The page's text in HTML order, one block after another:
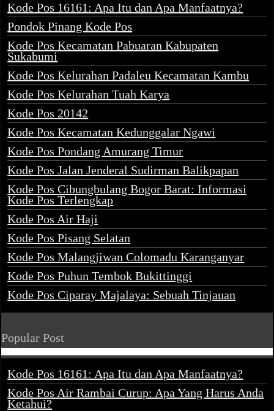
Kode Pos 16161: Apa Itu dan Apa Manfaatnya?
Pondok Pinang Kode Pos
Kode Pos Kecamatan Pabuaran Kabupaten
Sukabumi
Kode Pos Kelurahan Padaleu Kecamatan Kambu
Kode Pos Kelurahan Tuah Karya
Kode Pos 20142
Kode Pos Kecamatan Kedunggalar Ngawi
Kode Pos Pondang Amurang Timur
Kode Pos Jalan Jenderal Sudirman Balikpapan
Kode Pos Cibungbulang Bogor Barat: Informasi
Kode Pos Terlengkap
Kode Pos Air Haji
Kode Pos Pisang Selatan
Kode Pos Malangjiwan Colomadu Karanganyar
Kode Pos Puhun Tembok Bukittinggi
Kode Pos Ciparay Majalaya: Sebuah Tinjauan
Popular Post
Kode Pos 16161: Apa Itu dan Apa Manfaatnya?
Kode Pos Air Rambai Curup: Apa Yang Harus Anda
Ketahui?